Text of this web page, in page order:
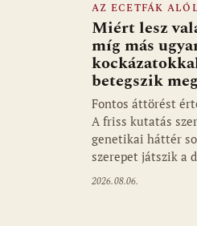
AZ ECETFÁK
Miért lesz
míg más
betegszik
Fontos áttörést
A friss kutatás
genetikai háttér
szerepet játszik a
2026.08.06.